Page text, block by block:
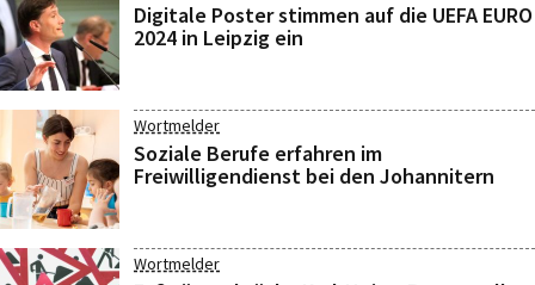
Digitale Poster stimmen auf die UEFA EURO
2024 in Leipzig ein
Wortmelder
Soziale Berufe erfahren im
Freiwilligendienst bei den Johannitern
Wortmelder